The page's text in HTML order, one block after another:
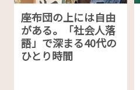
座布団の上には自由
がある。「社会人落
語」で深まる40代の
ひとり時間